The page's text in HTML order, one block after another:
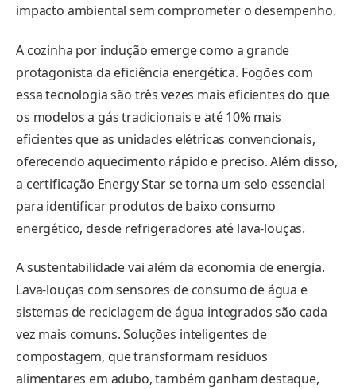
impacto ambiental sem comprometer o desempenho.
A cozinha por indução emerge como a grande
protagonista da eficiência energética. Fogões com
essa tecnologia são três vezes mais eficientes do que
os modelos a gás tradicionais e até 10% mais
eficientes que as unidades elétricas convencionais,
oferecendo aquecimento rápido e preciso. Além disso,
a certificação Energy Star se torna um selo essencial
para identificar produtos de baixo consumo
energético, desde refrigeradores até lava-louças.
A sustentabilidade vai além da economia de energia.
Lava-louças com sensores de consumo de água e
sistemas de reciclagem de água integrados são cada
vez mais comuns. Soluções inteligentes de
compostagem, que transformam resíduos
alimentares em adubo, também ganham destaque,